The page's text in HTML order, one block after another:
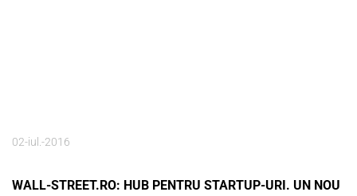
02-iul.-2016
WALL-STREET.RO: HUB PENTRU STARTUP-URI. UN NOU